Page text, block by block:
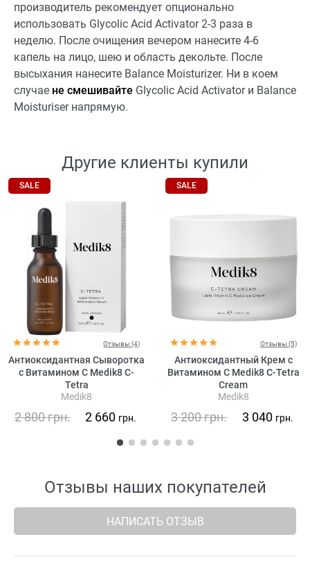
производитель рекомендует опционально
использовать Glycolic Acid Activator 2-3 раза в
неделю. После очищения вечером нанесите 4-6
капель на лицо, шею и область декольте. После
высыхания нанесите Balance Moisturizer. Ни в коем
случае не смешивайте Glycolic Acid Activator и Balance
Moisturiser напрямую.
Другие клиенты купили
SALE
Отзывы (4)
Антиоксидантная Сыворотка
с Витамином С Medik8 C-
Tetra
Medik8
2 800грн. 2 660 грн.
SALE
Отзывы (5)
Антиоксидантный Крем с
Витамином C Medik8 C-Tetra
Cream
Medik8
3 200грн. 3 040 грн.
Отзывы наших покупателей
НАПИСАТЬ ОТЗЫВ